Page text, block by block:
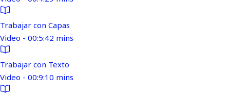
Trabajar con Capas
Video - 00:5:42 mins
Trabajar con Texto
Video - 00:9:10 mins